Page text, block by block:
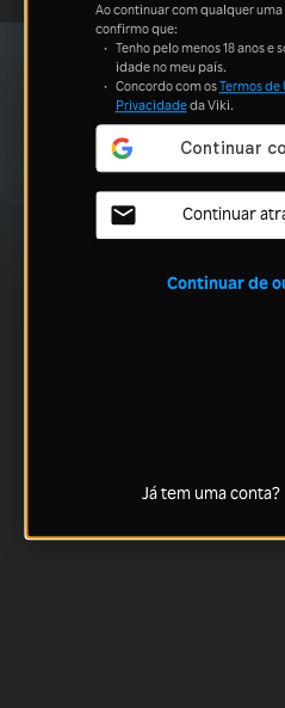
Ao continuar com qualquer
confirmo que:
Tenho pelo menos 18 anos e
idade no meu país.
Concordo com osTermos de
Privacidadeda Viki.
Continuar
Continuar de
Já tem uma conta?